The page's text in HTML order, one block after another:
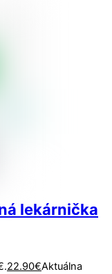
lekárnička
22.90€Aktuálna